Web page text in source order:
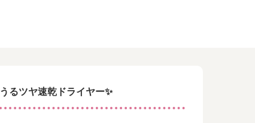
うるツヤ速乾ドライヤー✨